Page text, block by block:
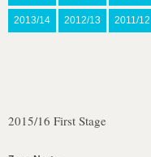
2013/14 2012/13 2011/12
2015/16 First Stage